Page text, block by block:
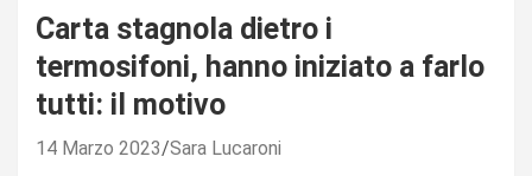
Carta stagnola dietro i
termosifoni, hanno iniziato a farlo
tutti: il motivo
14 Marzo 2023 Sara Lucaroni